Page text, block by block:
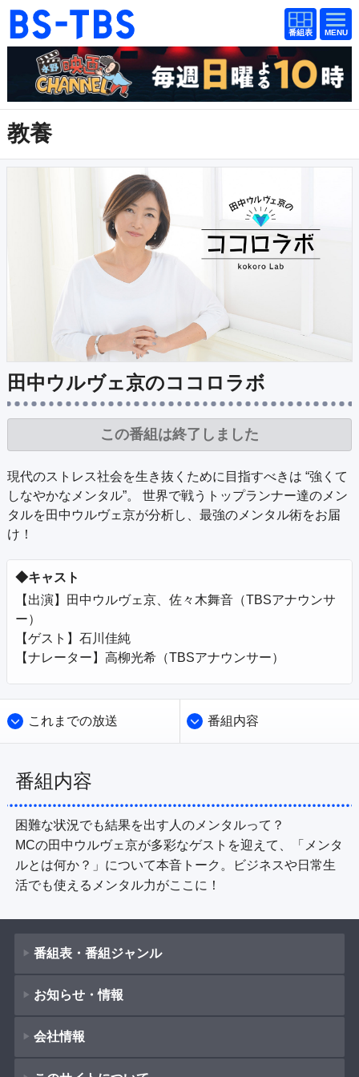
番組
表
BS-TBS
番組
表
ドラマ 映画
紀行 報道
教養
ファンクラブ
4K放送
イベント ショッピング
公式SNS プレゼント
ご意見・ご感想 会社情報
教養
田中ウルヴェ京のココロラボ
この番組は終了しました
現代のストレス社会を生き抜くために目指すべきは “強くて
しなやかなメンタル”。 世界で戦うトップランナー達のメン
タルを田中ウルヴェ京が分析し、最強のメンタル術をお届
け！
◆キャスト
【出演】田中ウルヴェ京、佐々木舞音（TBSアナウンサ
ー）
【ゲスト】石川佳純
【ナレーター】高柳光希（TBSアナウンサー）
これまでの放送 番組内容
番組内容
困難な状況でも結果を出す人のメンタルって？
MCの田中ウルヴェ京が多彩なゲストを迎えて、「メンタ
ルとは何か？」について本音トーク。ビジネスや日常生
活でも使えるメンタル力がここに！
番組表・番組ジャンル
番組表
番組ジャンル
ドラマ
お知らせ・情報
新着情報
会社情報